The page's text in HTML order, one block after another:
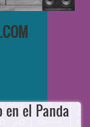
el Panda